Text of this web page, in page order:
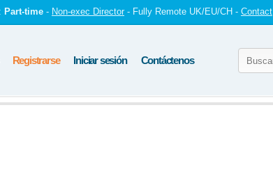
Part-time - Non-exec Director - Fully Remote UK/EU/CH - Contact
Registrarse Iniciar sesión Contáctenos